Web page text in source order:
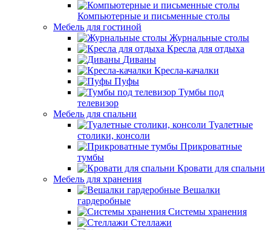
Компьютерные и письменные столы
Мебель для гостиной
Журнальные столы
Кресла для отдыха
Диваны
Кресла-качалки
Пуфы
Тумбы под
телевизор
Мебель для спальни
Туалетные
столики, консоли
Прикроватные
тумбы
Кровати для спальни
Мебель для хранения
Вешалки
гардеробные
Системы хранения
Стеллажи